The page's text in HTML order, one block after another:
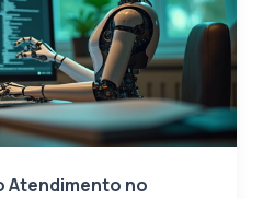
Atendimento no